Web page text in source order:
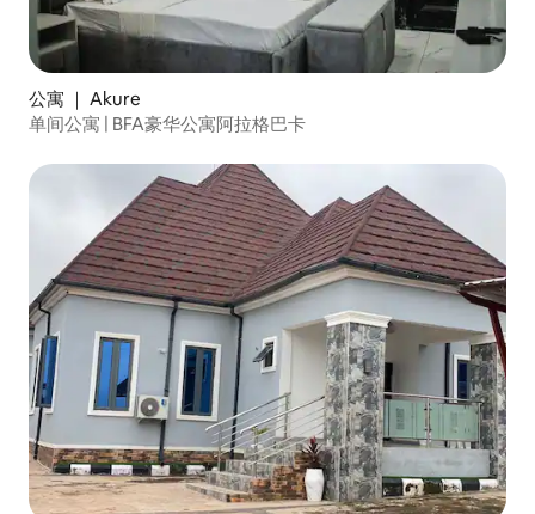
公寓 ｜ Akure
单间公寓 | BFA豪华公寓阿拉格巴卡